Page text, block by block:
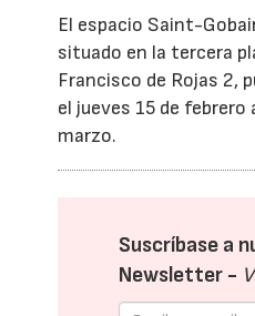
El espacio Saint-
situado en la tercera
Francisco de Rojas 2,
el jueves 15 de febrero
marzo.
Suscríbase a
Newsletter -